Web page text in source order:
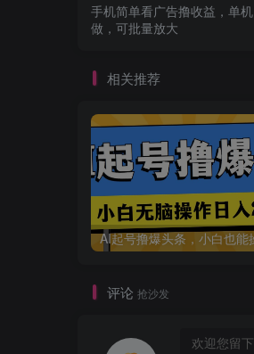
手机简单看广告撸收益，单
做，可批量放大
相关推荐
评论 抢沙发